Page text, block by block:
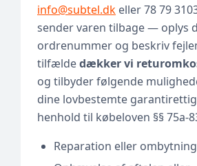
info@subtel.dk eller 78 79
sender varen tilbage — oplys
ordrenummer og beskriv
tilfældedækker vi
og tilbyder følgende
dine lovbestemte
henhold til købeloven §§ 75a-
Reparation eller